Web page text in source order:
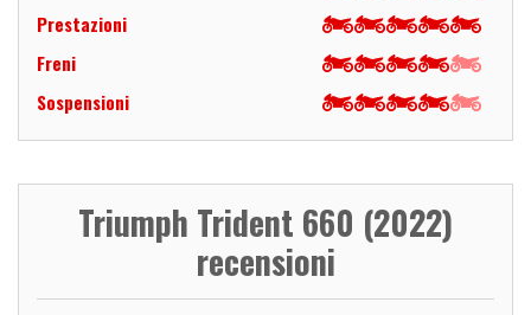
Prestazioni
Freni
Sospensioni
Triumph Trident 660 (2022)
recensioni